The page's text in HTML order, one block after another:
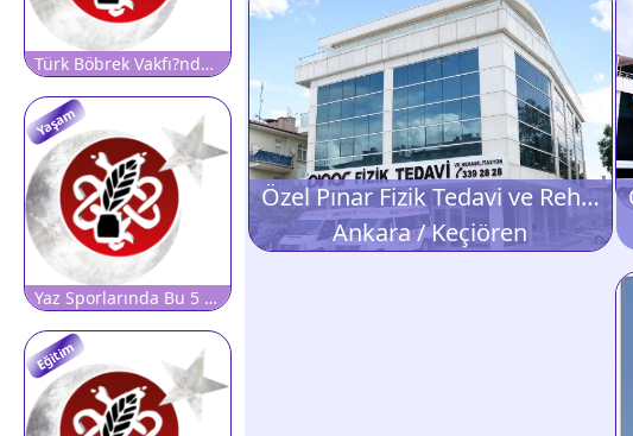
Türk Böbrek Vakfı?ndan ?Şifalı Su? Uyarısı: Her Kaynak Suyu Böbrekler İçin Şifalı Olmayabilir, Farklı Sağlık Sorunlarına da Neden Olabilir!
Yaşam
Yaz Sporlarında Bu 5 Hataya Dikkat!
Eğitim
Özel Pınar Fizik Tedavi ve Rehabilitasyon Merkezi
Ankara / Keçiören